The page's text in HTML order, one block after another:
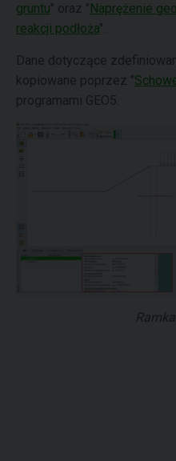
gruntu" oraz "Naprężenie
reakcji podłoża".
Dane dotyczące
kopiowane poprzez "
programami GEO5.